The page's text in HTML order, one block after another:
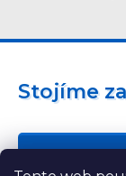
Stojíme